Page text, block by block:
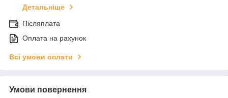
Детальніше
Післяплата
Оплата на рахунок
Всі умови оплати
Умови повернення